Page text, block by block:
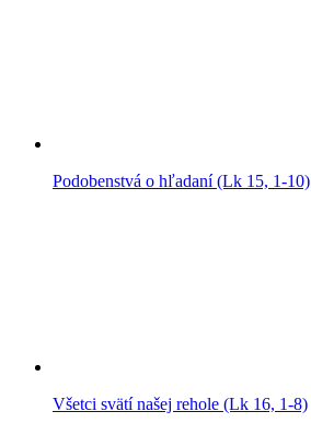
Podobenstvá o hľadaní (Lk 15, 1-10)
Všetci svätí našej rehole (Lk 16, 1-8)